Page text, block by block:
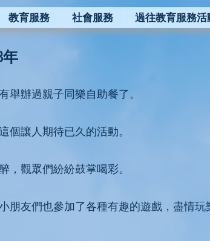
教育服務 社會服務 過往教育服務活
年
舉辦過親子同樂自助餐了。
個讓人期待已久的活動。
，觀眾們紛紛鼓掌喝彩。
朋友們也參加了各種有趣的遊戲，盡情